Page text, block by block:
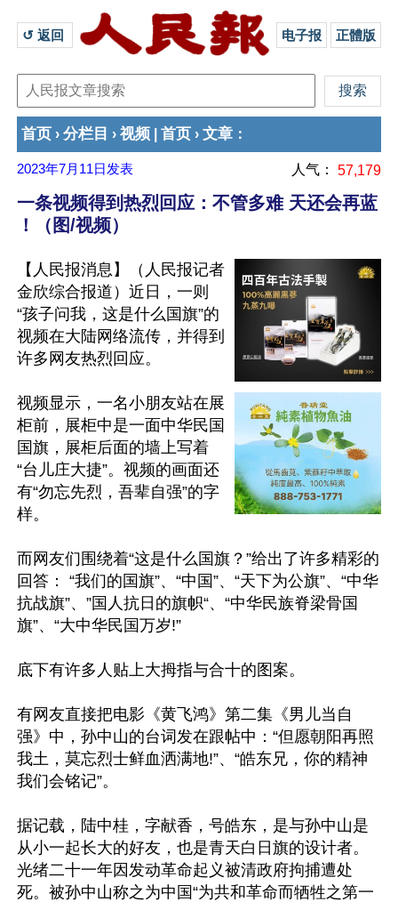
↺ 返回 电子报 正體版
首页 › 分栏目 › 视频 首页 › 文章 ：
2023年7月11日 发表 人气： 57,179
一条视频得到热烈回应：不管多难 天还会再蓝
！（图/视频）
【人民报消息】（人民报记者
金欣综合报道）近日，一则
“孩子问我，这是什么国旗”的
视频在大陆网络流传，并得到
许多网友热烈回应。
视频显示，一名小朋友站在展
柜前，展柜中是一面中华民国
国旗，展柜后面的墙上写着
“台儿庄大捷”。视频的画面还
有“勿忘先烈，吾辈自强”的字
样。
而网友们围绕着“这是什么国旗？”给出了许多精彩的
回答： “我们的国旗”、“中国”、“天下为公旗”、“中华
抗战旗”、”国人抗日的旗帜“、“中华民族脊梁骨国
旗”、“大中华民国万岁!”
底下有许多人贴上大拇指与合十的图案。
有网友直接把电影《黄飞鸿》第二集《男儿当自
强》中，孙中山的台词发在跟帖中：“但愿朝阳再照
我土，莫忘烈士鲜血洒满地!”、“皓东兄，你的精神
我们会铭记”。
据记载，陆中桂，字献香，号皓东，是与孙中山是
从小一起长大的好友，也是青天白日旗的设计者。
光绪二十一年因发动革命起义被清政府拘捕遭处
死。被孙中山称之为中国“为共和革命而牺牲之第一